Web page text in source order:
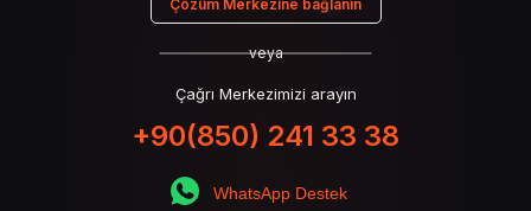
Çözüm Merkezine bağlanın
veya
Çağrı Merkezimizi arayın
+90(850) 241 33 38
WhatsApp Destek